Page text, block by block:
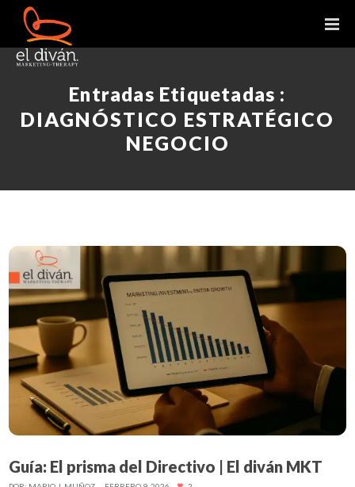
Entradas Etiquetadas :
DIAGNÓSTICO ESTRATÉGICO
NEGOCIO
Guía: El prisma del Directivo | El diván MKT